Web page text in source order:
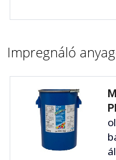
Impregnáló